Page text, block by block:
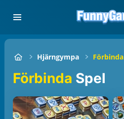
Hjärngympa Förbinda
Förbinda Spel